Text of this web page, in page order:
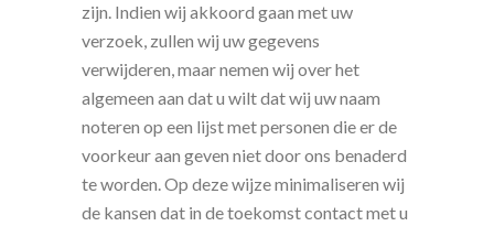
zijn. Indien wij akkoord gaan met uw
verzoek, zullen wij uw gegevens
verwijderen, maar nemen wij over het
algemeen aan dat u wilt dat wij uw naam
noteren op een lijst met personen die er de
voorkeur aan geven niet door ons benaderd
te worden. Op deze wijze minimaliseren wij
de kansen dat in de toekomst contact met u